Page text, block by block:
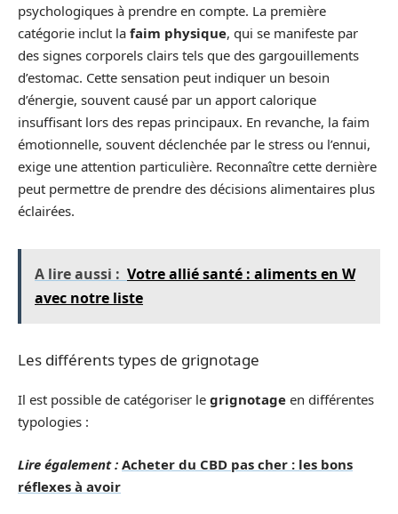
psychologiques à prendre en compte. La première
catégorie inclut la faim physique, qui se manifeste par
des signes corporels clairs tels que des gargouillements
d’estomac. Cette sensation peut indiquer un besoin
d’énergie, souvent causé par un apport calorique
insuffisant lors des repas principaux. En revanche, la faim
émotionnelle, souvent déclenchée par le stress ou l’ennui,
exige une attention particulière. Reconnaître cette dernière
peut permettre de prendre des décisions alimentaires plus
éclairées.
A lire aussi : Votre allié santé : aliments en W
avec notre liste
Les différents types de grignotage
Il est possible de catégoriser le grignotage en différentes
typologies :
Lire également : Acheter du CBD pas cher : les bons
réflexes à avoir